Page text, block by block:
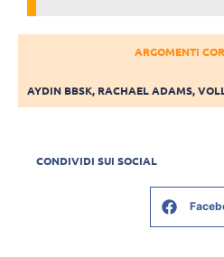
ARGOMENTI
AYDIN BBSK, RACHAEL ADAMS,
CONDIVIDI SUI SOCIAL